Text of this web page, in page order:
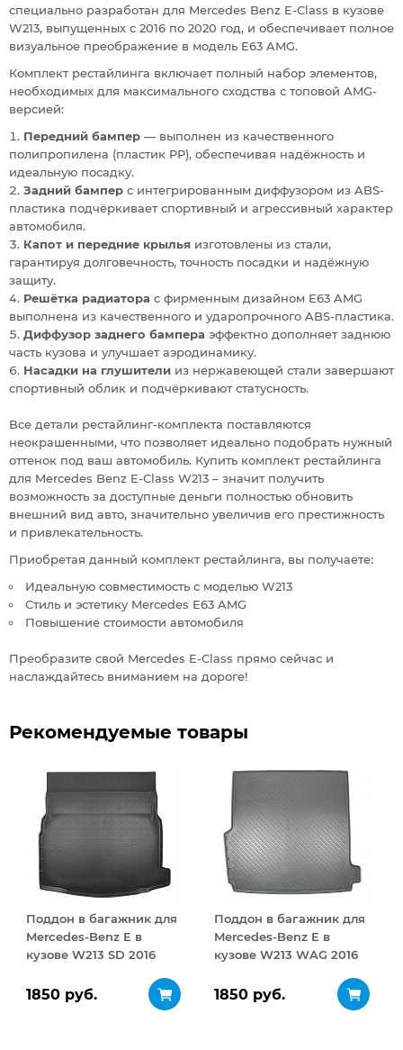
специально разработан для Mercedes Benz E-Class в кузове
W213, выпущенных с 2016 по 2020 год, и обеспечивает полное
визуальное преображение в модель E63 AMG.
Комплект рестайлинга включает полный набор элементов,
необходимых для максимального сходства с топовой AMG-
версией:
Передний бампер — выполнен из качественного
полипропилена (пластик PP), обеспечивая надёжность и
идеальную посадку.
Задний бампер с интегрированным диффузором из ABS-
пластика подчёркивает спортивный и агрессивный характер
автомобиля.
Капот и передние крылья изготовлены из стали,
гарантируя долговечность, точность посадки и надёжную
защиту.
Решётка радиатора с фирменным дизайном E63 AMG
выполнена из качественного и ударопрочного ABS-пластика.
Диффузор заднего бампера эффектно дополняет заднюю
часть кузова и улучшает аэродинамику.
Насадки на глушители из нержавеющей стали завершают
спортивный облик и подчёркивают статусность.
Все детали рестайлинг-комплекта поставляются
неокрашенными, что позволяет идеально подобрать нужный
оттенок под ваш автомобиль. Купить комплект рестайлинга
для Mercedes Benz E-Class W213 – значит получить
возможность за доступные деньги полностью обновить
внешний вид авто, значительно увеличив его престижность
и привлекательность.
Приобретая данный комплект рестайлинга, вы получаете:
Идеальную совместимость с моделью W213
Стиль и эстетику Mercedes E63 AMG
Повышение стоимости автомобиля
Преобразите свой Mercedes E-Class прямо сейчас и
наслаждайтесь вниманием на дороге!
Рекомендуемые товары
Поддон в багажник для
Mercedes-Benz E в
кузове W213 SD 2016
1850 руб.
Поддон в багажник для
Mercedes-Benz E в
кузове W213 WAG 2016
1850 руб.